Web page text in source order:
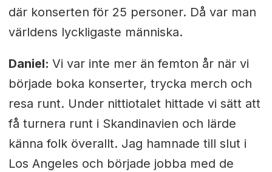
där konserten för 25 personer. Då var man
världens lyckligaste människa.
Daniel: Vi var inte mer än femton år när vi
började boka konserter, trycka merch och
resa runt. Under nittiotalet hittade vi sätt att
få turnera runt i Skandinavien och lärde
känna folk överallt. Jag hamnade till slut i
Los Angeles och började jobba med de